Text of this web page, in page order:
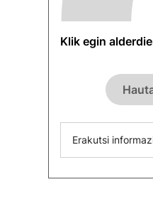
Klik egin
Erakutsi